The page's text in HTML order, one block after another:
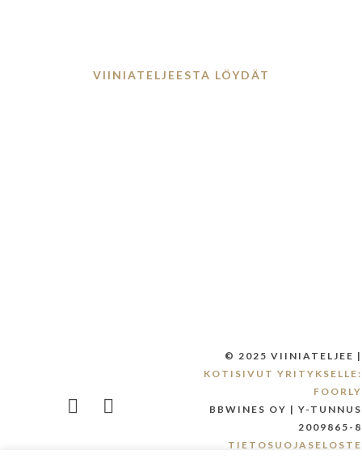
VIINIATELJEESTA LÖYDÄT
© 2025 VIINIATELJEE |
KOTISIVUT YRITYKSELLE:
FOORLY
BBWINES OY | Y-TUNNUS
2009865-8
TIETOSUOJASELOSTE